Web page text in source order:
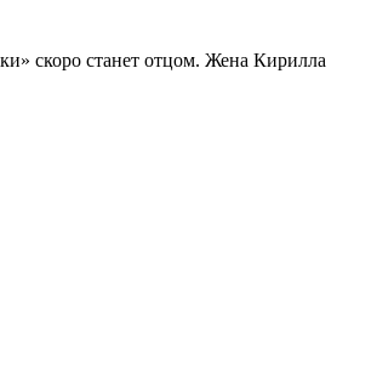
скоро станет отцом. Жена Кирилла